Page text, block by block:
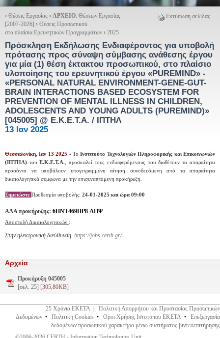
Εκτύπωση σελίδας
› Θέσεις Εργασίας › ΑΡΧΕΙΟ: Θέσεων Εργασίας
[2007-2026] › Θέσεις Προσωπικού
στα πλαίσια Ερευνητικών Προγραμμάτων › 2025
Πρόσκληση Εκδήλωσης Ενδιαφέροντος για υποβολή
πρότασης προς σύναψη σύμβασης ανάθεσης έργου
για μία (1) θέση έκτακτου προσωπικού, στο πλαίσιο
υλοποίησης του ερευνητικού έργου «PUREMIND» -
«PERSONAL NATURAL ENVIRONMENT-GENE-GUT-
BRAIN INTERACTIONS BASED ECOSYSTEM FOR
PREVENTION OF MENTAL ILLNESS IN CHILDREN,
ADOLESCENTS AND YOUNG ADULTS (PUREMIND)»
[045005] @ Ε.Κ.Ε.Τ.Α. / ΙΠΤΗΛ
13 Ιαν 2025
Θεσσαλονίκη, Ιαν 13 2025 - ΤοΙνστιτούτο Τεχνολογιών Πληροφορικής και Επικοινωνιών
(ΙΠΤΗΛ) τουΕ.Κ.Ε.Τ.Α., προσκαλεί τους ενδιαφερόμενους που διαθέτουν τα απαραίτητα
προσόντα να υποβάλουν υπογεγραμμένη αίτηση συνοδευόμενη από τα απαραίτητα
δικαιολογητικά σύμφωνα με την επισυναπτόμενη προκήρυξη.
Σημειώστε Προθεσμία υποβολής: 24-01-2025 και ώρα 09:00
ΑΔΑ προκήρυξης: 6ΗΝΤ469ΗΡ8-ΔΗΨ
Αποστολή Δικαιολογητικών :
Στην ηλεκτρονική διεύθυνση https://jobs.certh.gr/
Αρχεία
Προκήρυξη 045005
[σελ. 25] [305,80KB]
25 Χρόνια ΕΚΕΤΑ
Πολιτική Απορρήτου και Προστασίας Προσωπικών
Δεδομένων • Πολιτική Cookies • Οροι Χρήσης Ιστοτόπου ΕΚΕΤΑ • Επεξεργασία
δεδομένων προσωπικού χαρακτήρα μέσω συστήματος βιντεοεπιτήρησης